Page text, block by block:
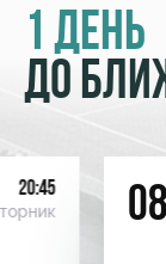
1 ДЕНЬ
ДО
20:45